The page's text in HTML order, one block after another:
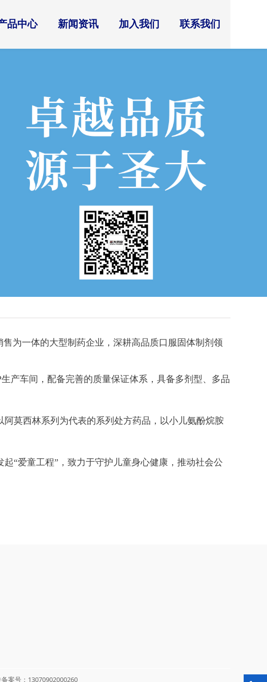
品中心 新闻资讯 加入我们 联系我们
为一体的大型制药企业，深耕高品质口服固体制剂领
车间，配备完善的质量保证体系，具备多剂型、多品
莫西林系列为代表的系列处方药品，以小儿氨酚烷胺
“爱童工程”，致力于守护儿童身心健康，推动社会公
案号：13070902000260